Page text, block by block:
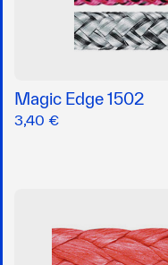
Magic Edge 1502
3,40 €